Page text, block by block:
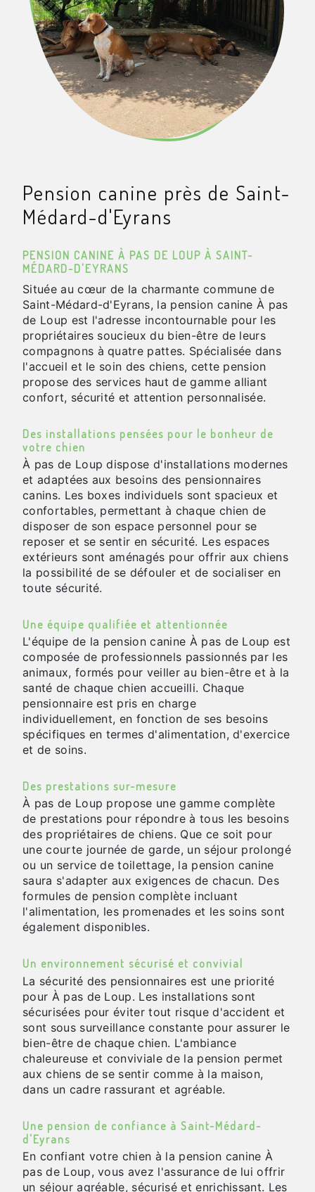
Pension canine près de Saint-
Médard-d'Eyrans
PENSION CANINE À PAS DE LOUP À SAINT-
MÉDARD-D'EYRANS
Située au cœur de la charmante commune de
Saint-Médard-d'Eyrans, la pension canine À pas
de Loup est l'adresse incontournable pour les
propriétaires soucieux du bien-être de leurs
compagnons à quatre pattes. Spécialisée dans
l'accueil et le soin des chiens, cette pension
propose des services haut de gamme alliant
confort, sécurité et attention personnalisée.
Des installations pensées pour le bonheur de
votre chien
À pas de Loup dispose d'installations modernes
et adaptées aux besoins des pensionnaires
canins. Les boxes individuels sont spacieux et
confortables, permettant à chaque chien de
disposer de son espace personnel pour se
reposer et se sentir en sécurité. Les espaces
extérieurs sont aménagés pour offrir aux chiens
la possibilité de se défouler et de socialiser en
toute sécurité.
Une équipe qualifiée et attentionnée
L'équipe de la pension canine À pas de Loup est
composée de professionnels passionnés par les
animaux, formés pour veiller au bien-être et à la
santé de chaque chien accueilli. Chaque
pensionnaire est pris en charge
individuellement, en fonction de ses besoins
spécifiques en termes d'alimentation, d'exercice
et de soins.
Des prestations sur-mesure
À pas de Loup propose une gamme complète
de prestations pour répondre à tous les besoins
des propriétaires de chiens. Que ce soit pour
une courte journée de garde, un séjour prolongé
ou un service de toilettage, la pension canine
saura s'adapter aux exigences de chacun. Des
formules de pension complète incluant
l'alimentation, les promenades et les soins sont
également disponibles.
Un environnement sécurisé et convivial
La sécurité des pensionnaires est une priorité
pour À pas de Loup. Les installations sont
sécurisées pour éviter tout risque d'accident et
sont sous surveillance constante pour assurer le
bien-être de chaque chien. L'ambiance
chaleureuse et conviviale de la pension permet
aux chiens de se sentir comme à la maison,
dans un cadre rassurant et agréable.
Une pension de confiance à Saint-Médard-
d'Eyrans
En confiant votre chien à la pension canine À
pas de Loup, vous avez l'assurance de lui offrir
un séjour agréable, sécurisé et enrichissant. Les